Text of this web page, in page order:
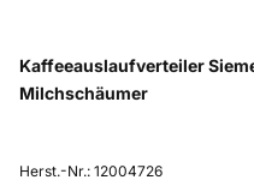
Kaffeeauslaufverteiler
Milchschäumer
Herst.-Nr.: 12004726